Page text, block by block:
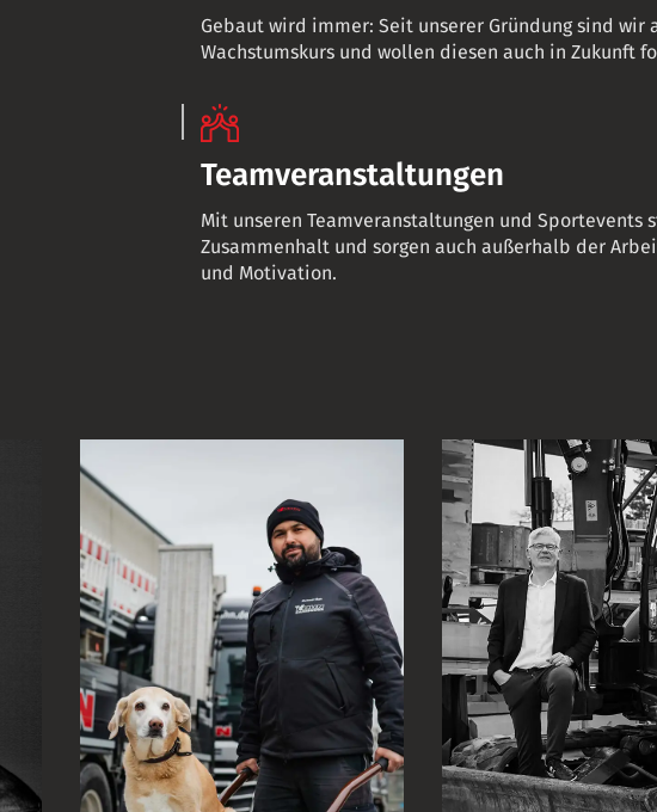
Gebaut wird immer: Seit unserer Gründung sind wir
Wachstumskurs und wollen diesen auch in Zukunft
Teamveranstaltungen
Mit unseren Teamveranstaltungen und Sportevents
Zusammenhalt und sorgen auch außerhalb der
und Motivation.